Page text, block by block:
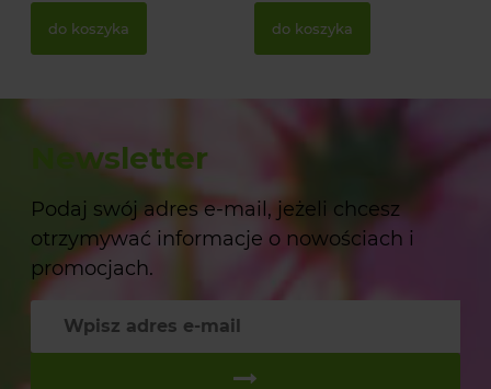
do koszyka do koszyka
Newsletter
Podaj swój adres e-mail, jeżeli chcesz
otrzymywać informacje o nowościach i
promocjach.